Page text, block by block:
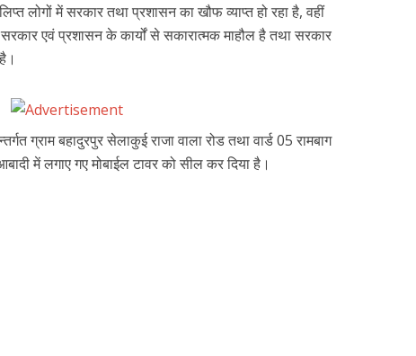
लोगों में सरकार तथा प्रशासन का खौफ व्याप्त हो रहा है, वहीं
एवं प्रशासन के कार्यों से सकारात्मक माहौल है तथा सरकार
ग्राम बहादुरपुर सेलाकुई राजा वाला रोड तथा वार्ड 05 रामबाग
में लगाए गए मोबाईल टावर को सील कर दिया है।